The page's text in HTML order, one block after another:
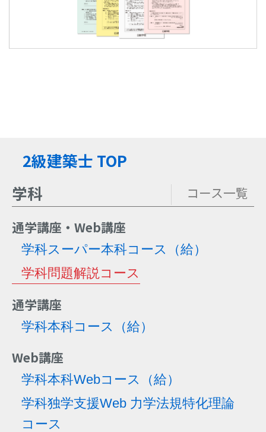
2級建築士 TOP
学科
コース一覧
通学講座・Web講座
学科スーパー本科コース
（給）
学科問題解説コース
通学講座
学科本科コース （給）
Web講座
学科本科Webコース
（給）
学科独学支援Web 力学法規特化理論
コース